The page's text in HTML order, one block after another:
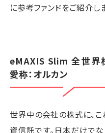
に参考ファンドをご紹介し
eMAXIS Slim 全世界株
愛称：オルカン
世界中の会社の株式に、
資信託です。日本だけで